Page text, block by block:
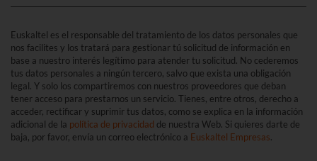
Euskaltel es el responsable del tratamiento de los datos personales que
nos facilites y los tratará para gestionar tú solicitud de información en
base a nuestro interés legítimo para atender tu solicitud. No cederemos
tus datos personales a ningún tercero, salvo que exista una obligación
legal. Y solo los compartiremos con nuestros proveedores que deban
tener acceso para prestarnos un servicio. Tienes, entre otros, derecho a
acceder, rectificar y suprimir tus datos, como se explica en la información
adicional de la política de privacidad de nuestra Web. Si quieres darte de
baja, por favor, envía un correo electrónico a Euskaltel Empresas.